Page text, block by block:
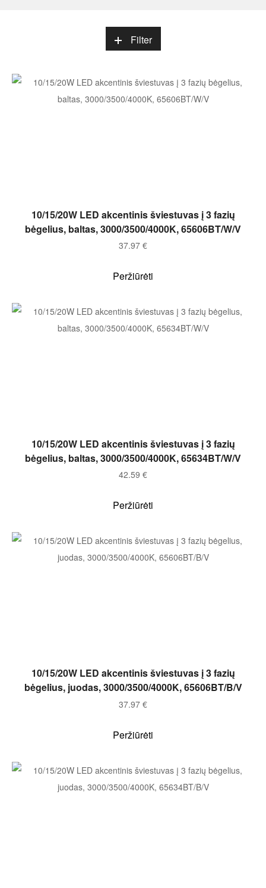
Filter
Į KREPŠELĮ
10/15/20W LED akcentinis šviestuvas į 3 fazių
bėgelius, baltas, 3000/3500/4000K, 65606BT/W/V
37.97 €
Peržiūrėti
Į KREPŠELĮ
10/15/20W LED akcentinis šviestuvas į 3 fazių
bėgelius, baltas, 3000/3500/4000K, 65634BT/W/V
42.59 €
Peržiūrėti
Į KREPŠELĮ
10/15/20W LED akcentinis šviestuvas į 3 fazių
bėgelius, juodas, 3000/3500/4000K, 65606BT/B/V
37.97 €
Peržiūrėti